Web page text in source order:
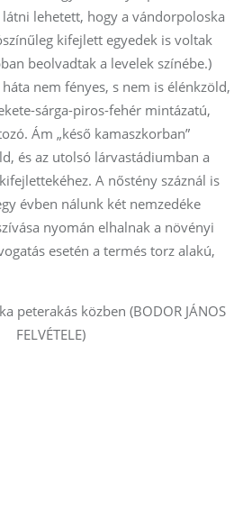
lehetett, hogy a vándorpoloska
kifejlett egyedek is voltak
beolvadtak a levelek színébe.)
nem fényes, s nem is élénkzöld,
sárga-piros-fehér mintázatú,
Ám „késő kamaszkorban”
és az utolsó lárvastádiumban a
A nőstény száznál is
évben nálunk két nemzedéke
nyomán elhalnak a növényi
esetén a termés torz alakú,